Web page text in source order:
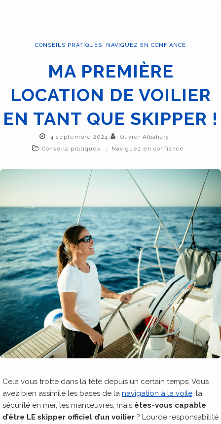
CONSEILS PRATIQUES, NAVIGUEZ EN CONFIANCE
MA PREMIÈRE
LOCATION DE VOILIER
EN TANT QUE SKIPPER !
4 septembre 2024
Olivier Albahary
Conseils pratiques
Naviguez en confiance
Cela vous trotte dans la tête depuis un certain temps. Vous
avez bien assimilé les bases de la navigation à la voile, la
sécurité en mer, les manœuvres, mais êtes-vous capable
d’être LE skipper officiel d’un voilier ? Lourde responsabilité